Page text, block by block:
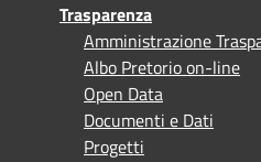
Trasparenza
Amministrazione
Albo Pretorio on-line
Open Data
Documenti e Dati
Progetti